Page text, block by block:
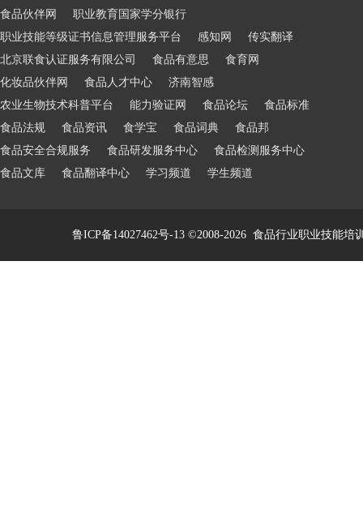
食品伙伴网
职业教育国家学分银行
职业技能等级证书信息管理服务平台
感知网
传实翻译
北京联食认证服务有限公司
食品有意思
食育网
化妆品伙伴网
食品人才中心
济南智感
农业生物技术科普平台
能力验证网 食品论坛
食品标准
食品法规
食品资讯 食学宝 食品词典
食品邦
食品安全合规服务
食品研发服务中心
食品检测服务中心
食品文库
食品翻译中心 学习频道 学生频道
鲁ICP备14027462号-13©2008-2026 食品行业职业技能培